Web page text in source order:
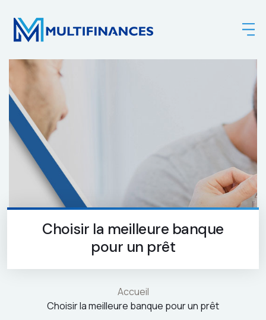
Choisir la meilleure banque
pour un prêt
Accueil
Choisir la meilleure banque pour un prêt